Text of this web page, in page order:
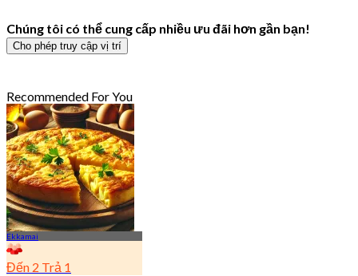
Chúng tôi có thể cung cấp nhiều ưu đãi hơn gần bạn!
Cho phép truy cập vị trí
Recommended For You
Ekkamai
Đến 2 Trả 1